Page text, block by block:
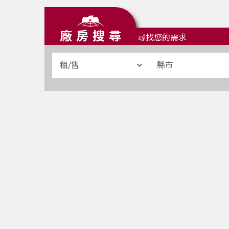
廠房搜尋 尋找您的需求
租/售 縣市